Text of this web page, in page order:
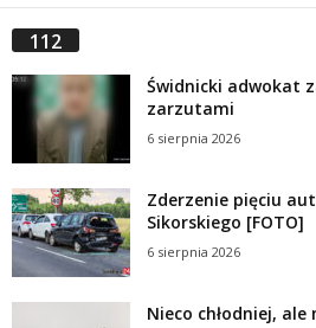
112
Świdnicki adwokat
zarzutami
6 sierpnia 2026
Zderzenie pięciu
Sikorskiego [FOTO]
6 sierpnia 2026
Nieco chłodniej,